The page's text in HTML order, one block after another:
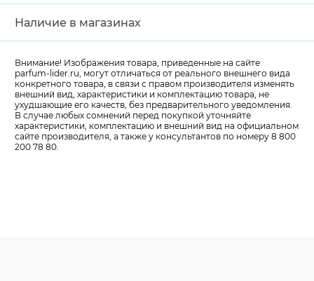
Наличие в магазинах
Внимание! Изображения товара, приведенные на сайте
parfum-lider.ru, могут отличаться от реального внешнего вида
конкретного товара, в связи с правом производителя изменять
внешний вид, характеристики и комплектацию товара, не
ухудшающие его качеств, без предварительного уведомления.
В случае любых сомнений перед покупкой уточняйте
характеристики, комплектацию и внешний вид на официальном
сайте производителя, а также у консультантов по номеру 8 800
200 78 80.